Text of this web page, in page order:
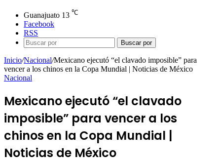
Guanajuato 13 ℃
Facebook
RSS
Buscar por
Inicio/Nacional/Mexicano ejecutó “el clavado imposible” para
vencer a los chinos en la Copa Mundial | Noticias de México
Nacional
Mexicano ejecutó “el clavado
imposible” para vencer a los
chinos en la Copa Mundial |
Noticias de México